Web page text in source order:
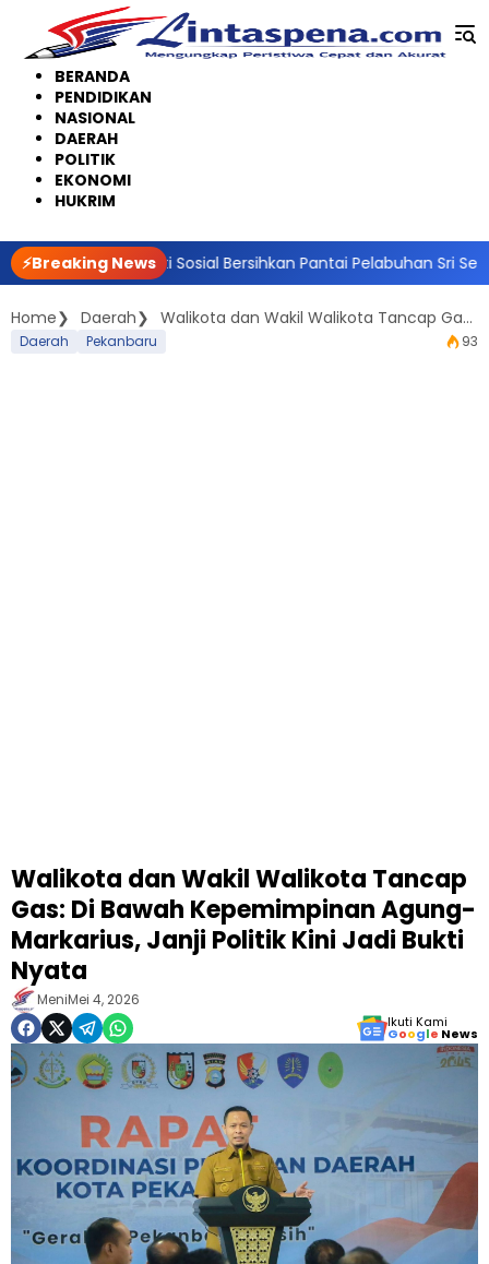
konten
BERANDA
PENDIDIKAN
NASIONAL
DAERAH
POLITIK
EKONOMI
HUKRIM
⚡Breaking News
Sosial Bersihkan Pantai Pelabuhan Sri Setia Raja
Home Daerah Walikota dan Wakil Walikota Tancap Gas: Di Bawah Kepemimpinan Agung-Markarius, Janji Politik Kini Jadi Bukti Nyata
Daerah Pekanbaru 93
Walikota dan Wakil Walikota Tancap
Gas: Di Bawah Kepemimpinan Agung-
Markarius, Janji Politik Kini Jadi Bukti
Nyata
MeniMei 4, 2026
Ikuti Kami
Google News